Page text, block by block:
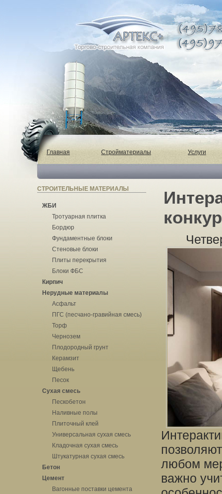
Главная Стройматериалы Услуги
СТРОИТЕЛЬНЫЕ МАТЕРИАЛЫ
ЖБИ
Тротуарная плитка
Бордюр
Фундаментные блоки
Стеновые блоки
Плиты перекрытия
Блоки ФБС
Кирпич
Нерудные материалы
Асфальт
ПГС (песчано-гравийная смесь)
Торф
Чернозем
Плодородный грунт
Керамзит
Щебень
Песок
Сухая смесь
Пескобетон
Наливные полы
Плиточный клей
Универсальная сухая смесь
Кладочная сухая смесь
Штукатурная сухая смесь
Бетон
Цемент
Вагонные поставки цемента
любом
важно